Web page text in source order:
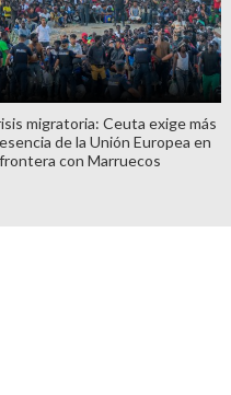
migratoria: Ceuta exige más
de la Unión Europea en
con Marruecos